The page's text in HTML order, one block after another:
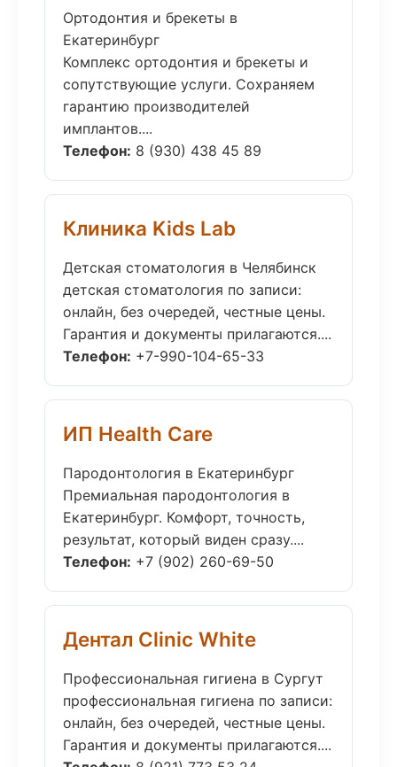
Ортодонтия и брекеты в
Екатеринбург
Комплекс ортодонтия и брекеты и
сопутствующие услуги. Сохраняем
гарантию производителей
имплантов....
Телефон: 8 (930) 438 45 89
Клиника Kids Lab
Детская стоматология в Челябинск
детская стоматология по записи:
онлайн, без очередей, честные цены.
Гарантия и документы прилагаются....
Телефон: +7-990-104-65-33
ИП Health Care
Пародонтология в Екатеринбург
Премиальная пародонтология в
Екатеринбург. Комфорт, точность,
результат, который виден сразу....
Телефон: +7 (902) 260-69-50
Дентал Clinic White
Профессиональная гигиена в Сургут
профессиональная гигиена по записи:
онлайн, без очередей, честные цены.
Гарантия и документы прилагаются....